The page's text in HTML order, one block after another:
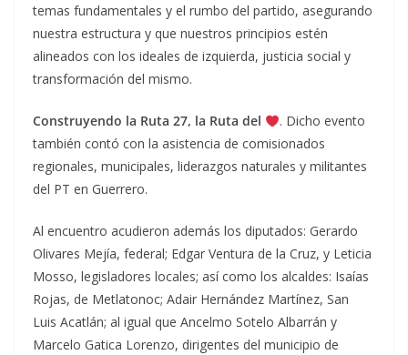
temas fundamentales y el rumbo del partido, asegurando
nuestra estructura y que nuestros principios estén
alineados con los ideales de izquierda, justicia social y
transformación del mismo.
Construyendo la Ruta 27, la Ruta del
. Dicho evento
también contó con la asistencia de comisionados
regionales, municipales, liderazgos naturales y militantes
del PT en Guerrero.
Al encuentro acudieron además los diputados: Gerardo
Olivares Mejía, federal; Edgar Ventura de la Cruz, y Leticia
Mosso, legisladores locales; así como los alcaldes: Isaías
Rojas, de Metlatonoc; Adair Hernández Martínez, San
Luis Acatlán; al igual que Ancelmo Sotelo Albarrán y
Marcelo Gatica Lorenzo, dirigentes del municipio de